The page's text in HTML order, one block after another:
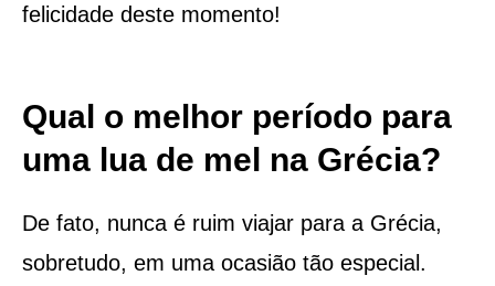
felicidade deste momento!
Qual o melhor período para
uma lua de mel na Grécia?
De fato, nunca é ruim viajar para a Grécia,
sobretudo, em uma ocasião tão especial.